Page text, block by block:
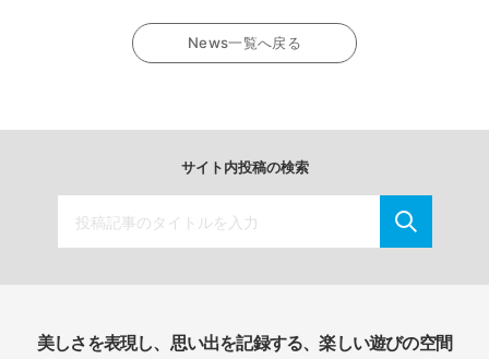
News一覧へ戻る
サイト内投稿の検索
美しさを表現し、思い出を記録する、楽しい遊びの空間